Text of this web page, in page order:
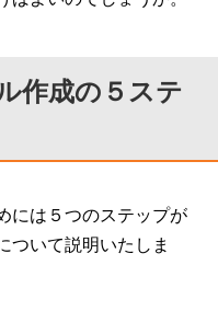
作成の５ステ
には５つのステップが
ついて説明いたしま